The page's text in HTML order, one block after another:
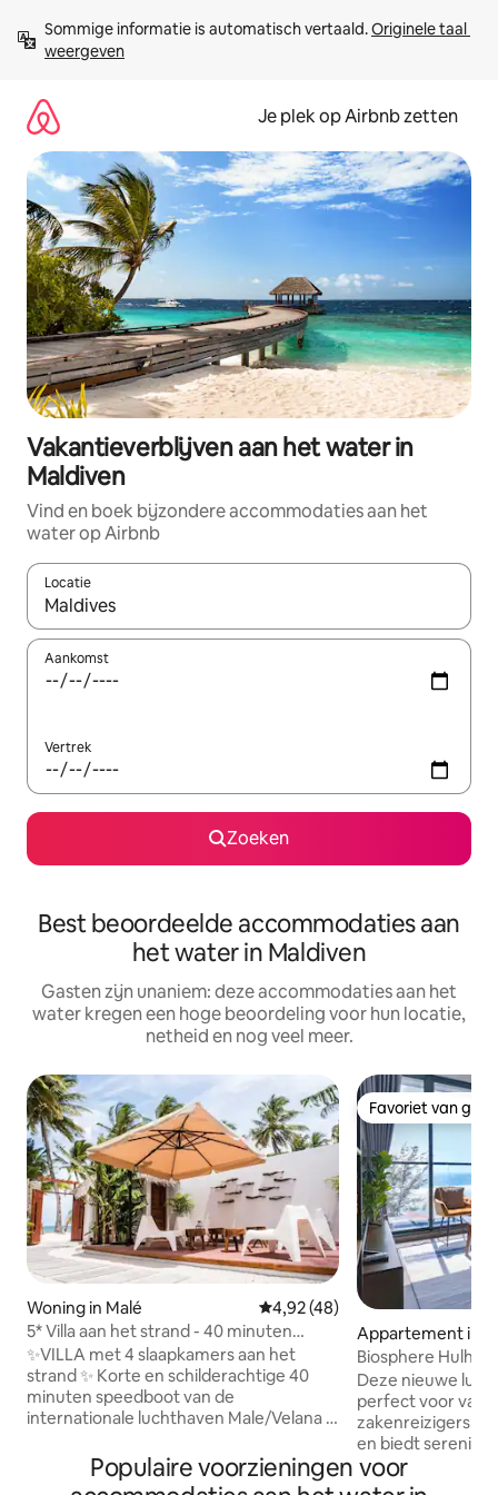
direct
naar
Sommige informatie is automatisch vertaald. Originele taal
weergeven
Je plek op Airbnb zetten
Vakantieverblijven aan het water in
Maldiven
Vind en boek bijzondere accommodaties aan het
water op Airbnb
Locatie
Wanneer er resultaten beschikbaar zijn, maak je een keuze
Aankomst
Vertrek
Zoeken
Best beoordeelde accommodaties aan
het water in Maldiven
Gasten zijn unaniem: deze accommodaties aan het
water kregen een hoge beoordeling voor hun locatie,
netheid en nog veel meer.
Woning in Malé Gemiddelde beoordeling van
4,92 (48)
5* Villa aan het strand - 40 minuten
speedboot van Male
✨VILLA met 4 slaapkamers aan het
strand ✨ Korte en schilderachtige 40
minuten speedboot van de
internationale luchthaven Male/Velana ✨
zonsondergang vanuit je kamer! ✨ Dicht
bij winkels, cafés en restaurants ✨
Favoriet van
Favoriet van
Appartement in
Biosphere
uitzicht op de
Deze nieuwe luxe
perfect voor
zakenreizigers of
en biedt
van het strand in
Hulhumale'.
Populaire voorzieningen voor